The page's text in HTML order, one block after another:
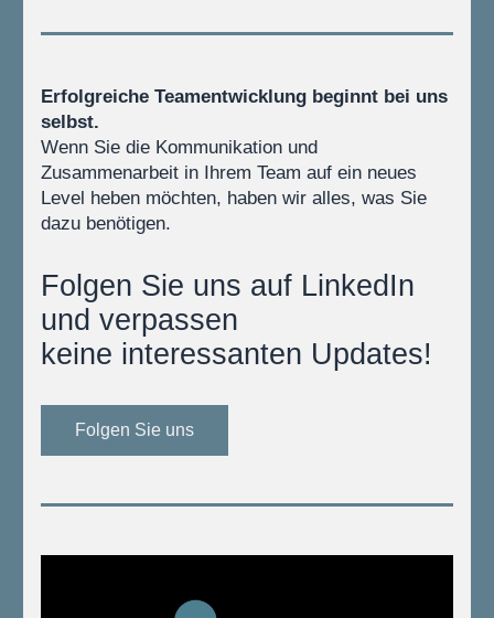
Erfolgreiche Teamentwicklung beginnt bei uns
selbst.
Wenn Sie die Kommunikation und
Zusammenarbeit in Ihrem Team auf ein neues
Level heben möchten, haben wir alles, was Sie
dazu benötigen.
Folgen Sie uns auf LinkedIn
und verpassen
keine interessanten Updates!
Folgen Sie uns